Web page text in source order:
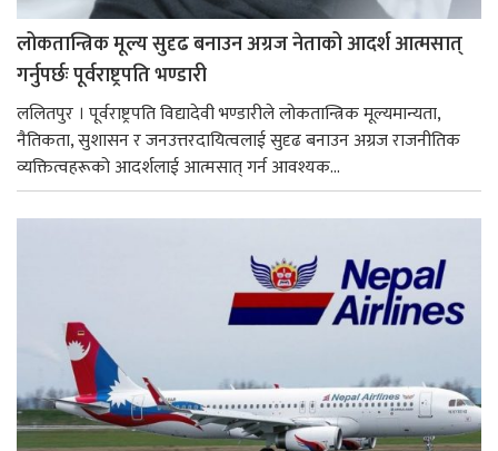
लोकतान्त्रिक मूल्य सुदृढ बनाउन अग्रज नेताको आदर्श आत्मसात्
गर्नुपर्छः पूर्वराष्ट्रपति भण्डारी
ललितपुर । पूर्वराष्ट्रपति विद्यादेवी भण्डारीले लोकतान्त्रिक मूल्यमान्यता,
नैतिकता, सुशासन र जनउत्तरदायित्वलाई सुदृढ बनाउन अग्रज राजनीतिक
व्यक्तित्वहरूको आदर्शलाई आत्मसात् गर्न आवश्यक...